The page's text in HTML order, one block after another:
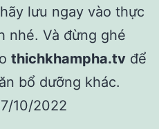
lưu ngay vào thực
nhé. Và đừng ghé
thichkhampha.tv để
bổ dưỡng khác.
10/2022